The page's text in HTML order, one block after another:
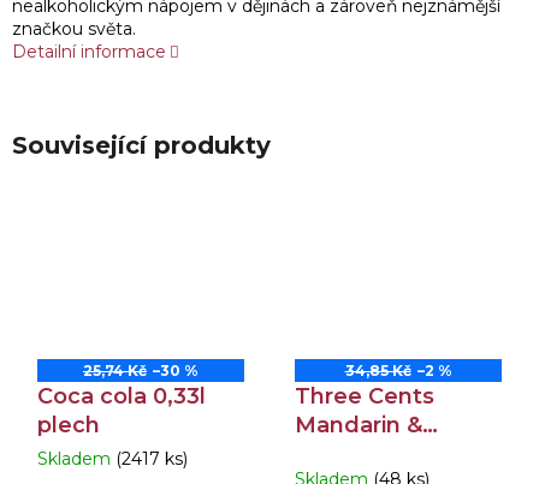
nealkoholickým nápojem v dějinách a zároveň nejznámější
značkou světa.
Detailní informace
Související produkty
25,74 Kč –30 %
Coca cola 0,33l
plech
Průměrné
Skladem (2417 ks)
34,85 Kč –2 %
Three Cents
Mandarin &
Skladem (48 ks)